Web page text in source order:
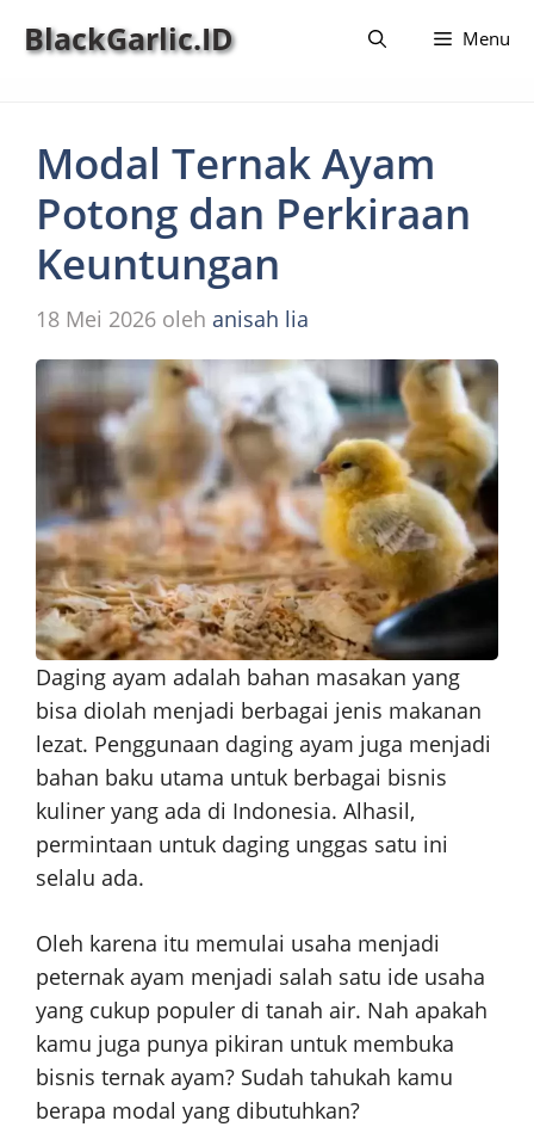
BlackGarlic.ID Menu
Modal Ternak Ayam
Potong dan Perkiraan
Keuntungan
18 Mei 2026 oleh anisah lia
Daging ayam adalah bahan masakan yang
bisa diolah menjadi berbagai jenis makanan
lezat. Penggunaan daging ayam juga menjadi
bahan baku utama untuk berbagai bisnis
kuliner yang ada di Indonesia. Alhasil,
permintaan untuk daging unggas satu ini
selalu ada.
Oleh karena itu memulai usaha menjadi
peternak ayam menjadi salah satu ide usaha
yang cukup populer di tanah air. Nah apakah
kamu juga punya pikiran untuk membuka
bisnis ternak ayam? Sudah tahukah kamu
berapa modal yang dibutuhkan?